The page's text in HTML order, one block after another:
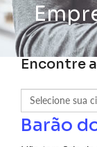
Encontre
Barão